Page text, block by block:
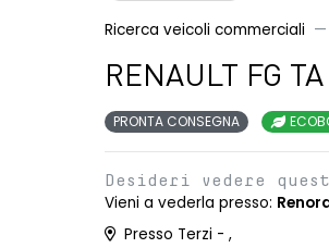
Ricerca veicoli commerciali
RENAULT FG
PRONTA CONSEGNA
Desideri vedere
Vieni a vederla presso:
Presso Terzi - ,